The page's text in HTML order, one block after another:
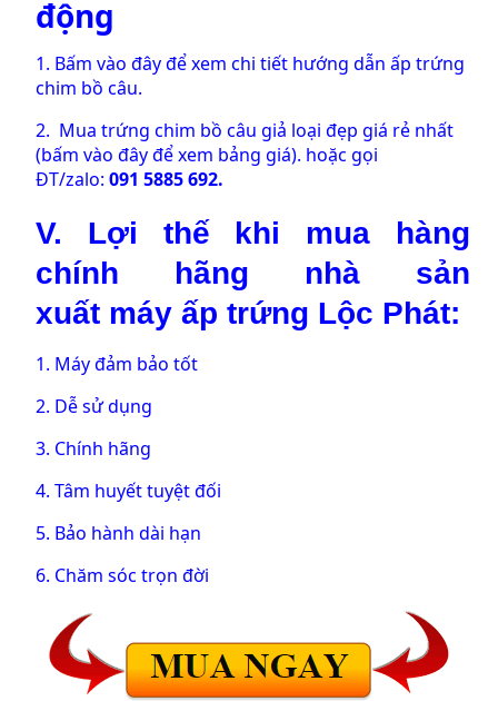
động
1. Bấm vào đây để xem chi tiết hướng dẫn ấp trứng
chim bồ câu.
2. Mua trứng chim bồ câu giả loại đẹp giá rẻ nhất
(bấm vào đây để xem bảng giá). hoặc gọi
ĐT/zalo: 091 5885 692.
V. Lợi thế khi mua hàng
chính hãng nhà sản
xuất máy ấp trứng Lộc Phát:
1. Máy đảm bảo tốt
2. Dễ sử dụng
3. Chính hãng
4. Tâm huyết tuyệt đối
5. Bảo hành dài hạn
6. Chăm sóc trọn đời